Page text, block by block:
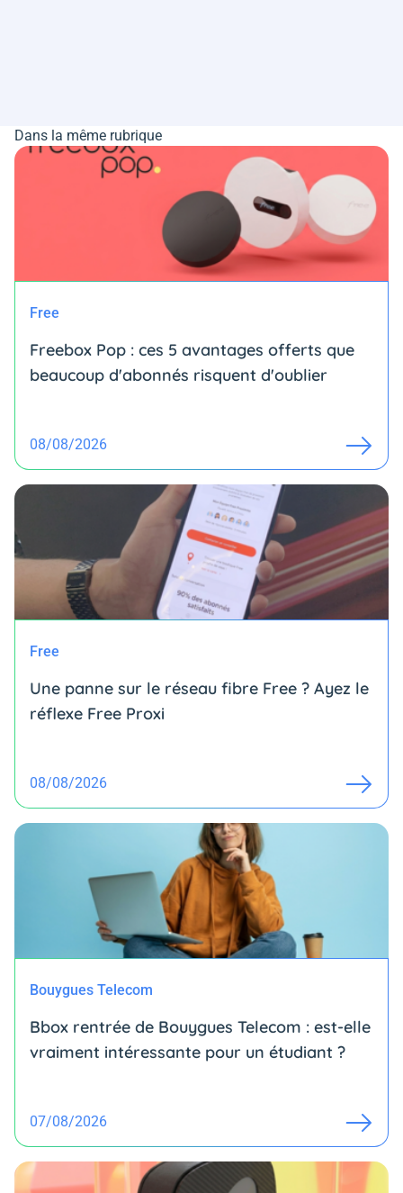
Dans la même rubrique
Free
Freebox Pop : ces 5 avantages offerts que
beaucoup d'abonnés risquent d'oublier
08/08/2026
Free
Une panne sur le réseau fibre Free ? Ayez le
réflexe Free Proxi
08/08/2026
Bouygues Telecom
Bbox rentrée de Bouygues Telecom : est-elle
vraiment intéressante pour un étudiant ?
07/08/2026